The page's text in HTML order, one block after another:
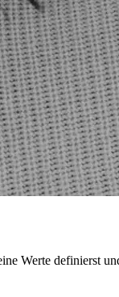
Werte definierst